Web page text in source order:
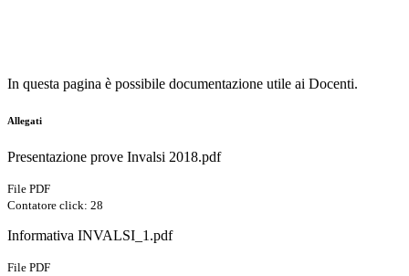
In questa pagina è possibile documentazione utile ai Docenti.
Allegati
Presentazione prove Invalsi 2018.pdf
File PDF
Contatore click: 28
Informativa INVALSI_1.pdf
File PDF